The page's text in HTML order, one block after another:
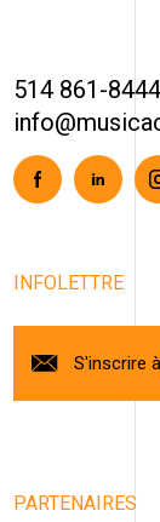
514 861-8444
FacebookLinkedin
INFOLETTRE
S'inscrire
PARTENAIRES